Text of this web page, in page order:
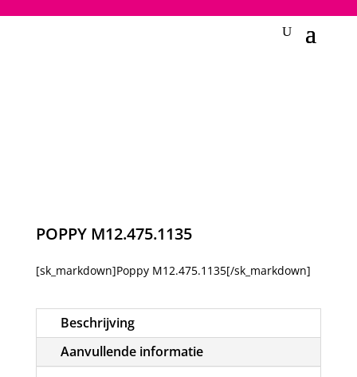
POPPY M12.475.1135
[sk_markdown]Poppy M12.475.1135[/sk_markdown]
Beschrijving
Aanvullende informatie